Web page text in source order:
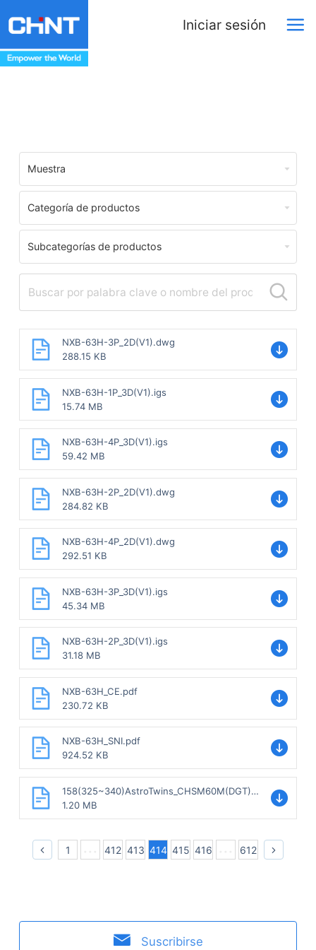
Iniciar sesión
Muestra
Categoría de productos
Subcategorías de productos
NXB-63H-3P_2D(V1).dwg
288.15 KB
NXB-63H-1P_3D(V1).igs
15.74 MB
NXB-63H-4P_3D(V1).igs
59.42 MB
NXB-63H-2P_2D(V1).dwg
284.82 KB
NXB-63H-4P_2D(V1).dwg
292.51 KB
NXB-63H-3P_3D(V1).igs
45.34 MB
NXB-63H-2P_3D(V1).igs
31.18 MB
NXB-63H_CE.pdf
230.72 KB
NXB-63H_SNI.pdf
924.52 KB
158(325~340)AstroTwins_CHSM60M(DGT)F-
BH.pdf
1.20 MB
1 412 413 414 415 416 612
Suscribirse